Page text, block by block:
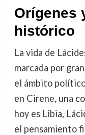
Orígenes
histórico
La vida de
marcada por
el ámbito
en Cirene, una
hoy es Libia,
el pensamiento